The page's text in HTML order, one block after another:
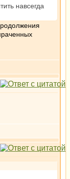
навсегда